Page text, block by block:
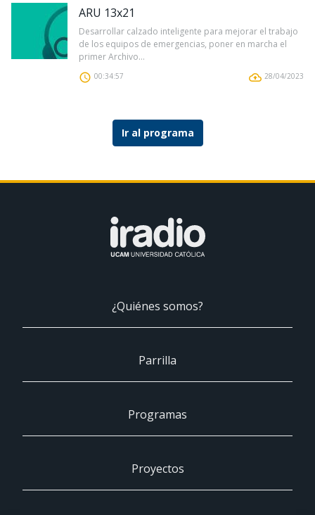
ARU 13x21
Desarrollar calzado inteligente para mejorar el trabajo
de los equipos de emergencias, poner en marcha el
primer Archivo...
00:34:57 28/04/2023
Ir al programa
¿Quiénes somos?
Parrilla
Programas
Proyectos